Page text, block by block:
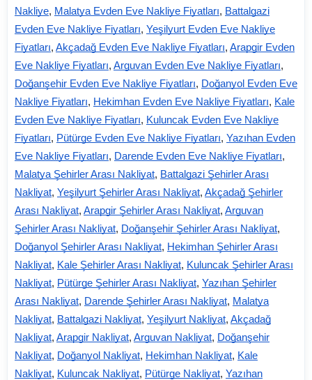
Nakliye, Malatya Evden Eve Nakliye Fiyatları, Battalgazi
Evden Eve Nakliye Fiyatları, Yeşilyurt Evden Eve Nakliye
Fiyatları, Akçadağ Evden Eve Nakliye Fiyatları, Arapgir Evden
Eve Nakliye Fiyatları, Arguvan Evden Eve Nakliye Fiyatları,
Doğanşehir Evden Eve Nakliye Fiyatları, Doğanyol Evden Eve
Nakliye Fiyatları, Hekimhan Evden Eve Nakliye Fiyatları, Kale
Evden Eve Nakliye Fiyatları, Kuluncak Evden Eve Nakliye
Fiyatları, Pütürge Evden Eve Nakliye Fiyatları, Yazıhan Evden
Eve Nakliye Fiyatları, Darende Evden Eve Nakliye Fiyatları,
Malatya Şehirler Arası Nakliyat, Battalgazi Şehirler Arası
Nakliyat, Yeşilyurt Şehirler Arası Nakliyat, Akçadağ Şehirler
Arası Nakliyat, Arapgir Şehirler Arası Nakliyat, Arguvan
Şehirler Arası Nakliyat, Doğanşehir Şehirler Arası Nakliyat,
Doğanyol Şehirler Arası Nakliyat, Hekimhan Şehirler Arası
Nakliyat, Kale Şehirler Arası Nakliyat, Kuluncak Şehirler Arası
Nakliyat, Pütürge Şehirler Arası Nakliyat, Yazıhan Şehirler
Arası Nakliyat, Darende Şehirler Arası Nakliyat, Malatya
Nakliyat, Battalgazi Nakliyat, Yeşilyurt Nakliyat, Akçadağ
Nakliyat, Arapgir Nakliyat, Arguvan Nakliyat, Doğanşehir
Nakliyat, Doğanyol Nakliyat, Hekimhan Nakliyat, Kale
Nakliyat, Kuluncak Nakliyat, Pütürge Nakliyat, Yazıhan